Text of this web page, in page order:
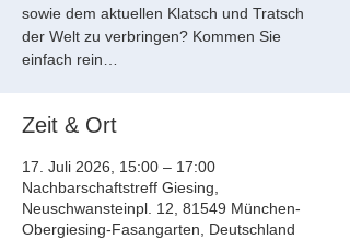
sowie dem aktuellen Klatsch und Tratsch
der Welt zu verbringen? Kommen Sie
einfach rein…
Zeit & Ort
17. Juli 2026, 15:00 – 17:00
Nachbarschaftstreff Giesing,
Neuschwansteinpl. 12, 81549 München-
Obergiesing-Fasangarten, Deutschland